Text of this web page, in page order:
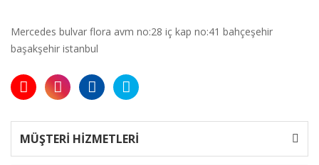
Mercedes bulvar flora avm no:28 iç kap no:41 bahçeşehir
başakşehir istanbul
MÜŞTERİ HİZMETLERİ